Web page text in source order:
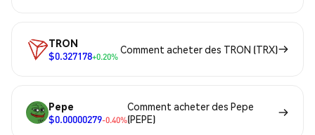
TRON
$0.327178+0.20%
Comment acheter des TRON (TRX)
Pepe
$0.00000279-0.40%
Comment acheter des Pepe
(PEPE)